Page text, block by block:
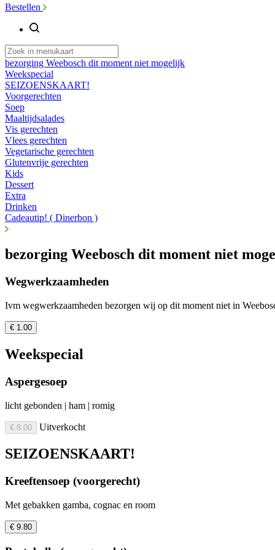
Bestellen
bezorging Weebosch dit moment niet mogelijk
Weekspecial
SEIZOENSKAART!
Voorgerechten
Soep
Maaltijdsalades
Vis gerechten
Vlees gerechten
Vegetarische gerechten
Glutenvrije gerechten
Kids
Dessert
Extra
Drinken
Cadeautip! ( Dinerbon )
bezorging Weebosch dit moment niet
Wegwerkzaamheden
Ivm wegwerkzaamheden bezorgen wij op dit moment niet in
€ 1.00
Weekspecial
Aspergesoep
licht gebonden | ham | romig
€ 8.00 Uitverkocht
SEIZOENSKAART!
Kreeftensoep (voorgerecht)
Met gebakken gamba, cognac en room
€ 9.80